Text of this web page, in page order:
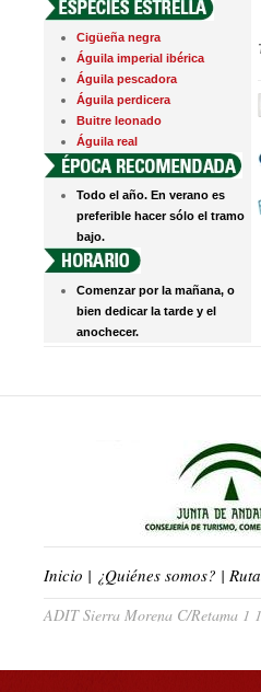
Cigüeña negra
Águila imperial ibérica
Águila pescadora
Águila perdicera
Buitre leonado
Águila real
Todo el año. En verano es
preferible hacer sólo el tramo
bajo.
Comenzar por la mañana, o
bien dedicar la tarde y el
anochecer.
Inicio | ¿Quiénes somos? |
ADIT Sierra Morena C/Retama 1